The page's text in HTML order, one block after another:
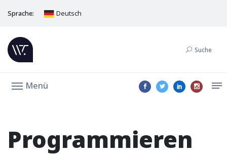
Sprache: Deutsch
Suche
Menü
Programmieren